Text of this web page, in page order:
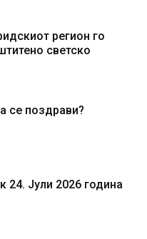
регион го
светско
се поздрави?
24. Јули 2026 година